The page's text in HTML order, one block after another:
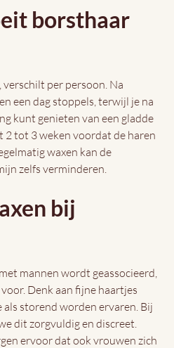
borsthaar
per persoon. Na
een dag stoppels, terwijl je na
kunt genieten van een gladde
tot 3 weken voordat de haren
waxen kan de
zelfs verminderen.
bij
mannen wordt geassocieerd,
Denk aan fijne haartjes
als storend worden ervaren. Bij
dit zorgvuldig en discreet.
ervoor dat ook vrouwen zich